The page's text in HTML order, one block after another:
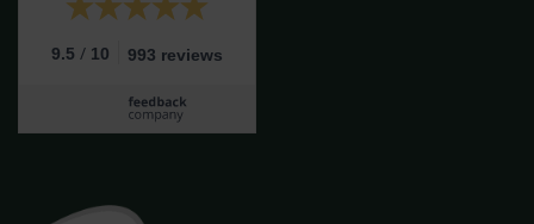
9.5 / 10 993 reviews